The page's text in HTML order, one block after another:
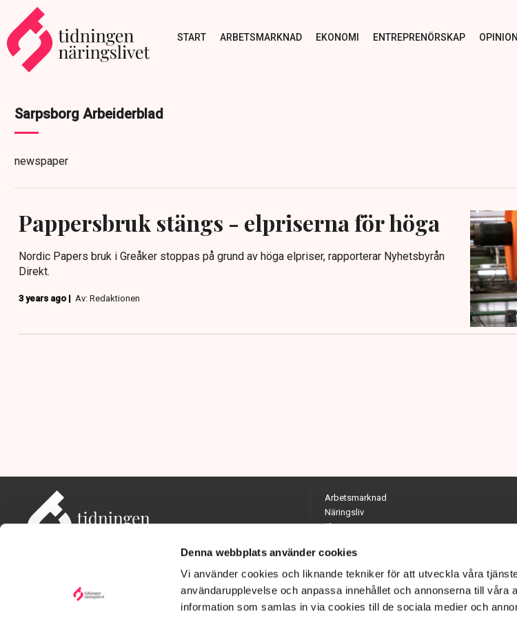
Denna webbplats använder cookies
Vi använder cookies och liknande tekniker för att utveckla våra
användarupplevelse och anpassa innehållet och annonserna till våra
information som samlas in via cookies till de sociala medier och
START ARBETSMARKNAD EKONOMI ENTREPRENÖRSKAP OPINION
Sarpsborg Arbeiderblad
newspaper
Pappersbruk stängs - elpriserna för höga
Nordic Papers bruk i Greåker stoppas på grund av höga elpriser, rapporterar Nyhetsbyrån
Direkt.
3 years ago | Av: Redaktionen
Adress: Tidningen Näringslivet, 114 82 Stockholm
Arbetsmarknad
Näringsliv
Ekonomi
Opinion
Hållbarhet
Utrikes
Quiz